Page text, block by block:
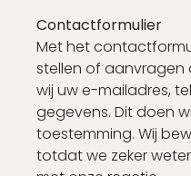
Contactformulier
Met het
stellen of aanvragen
wij uw e-mailadres,
gegevens. Dit doen
toestemming. Wij
totdat we zeker